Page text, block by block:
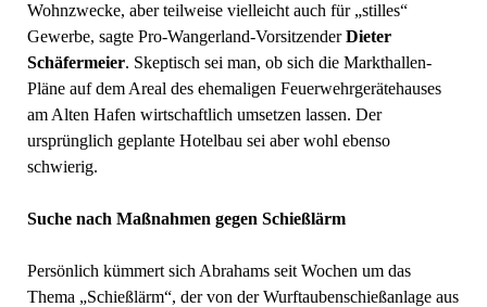
Wohnzwecke, aber teilweise vielleicht auch für „stilles“
Gewerbe, sagte Pro-Wangerland-VorsitzenderDieter
Schäfermeier. Skeptisch sei man, ob sich die Markthallen-
Pläne auf dem Areal des ehemaligen Feuerwehrgerätehauses
am Alten Hafen wirtschaftlich umsetzen lassen. Der
ursprünglich geplante Hotelbau sei aber wohl ebenso
schwierig.
Suche nach Maßnahmen gegen Schießlärm
Persönlich kümmert sich Abrahams seit Wochen um das
Thema „Schießlärm“, der von der Wurftaubenschießanlage aus